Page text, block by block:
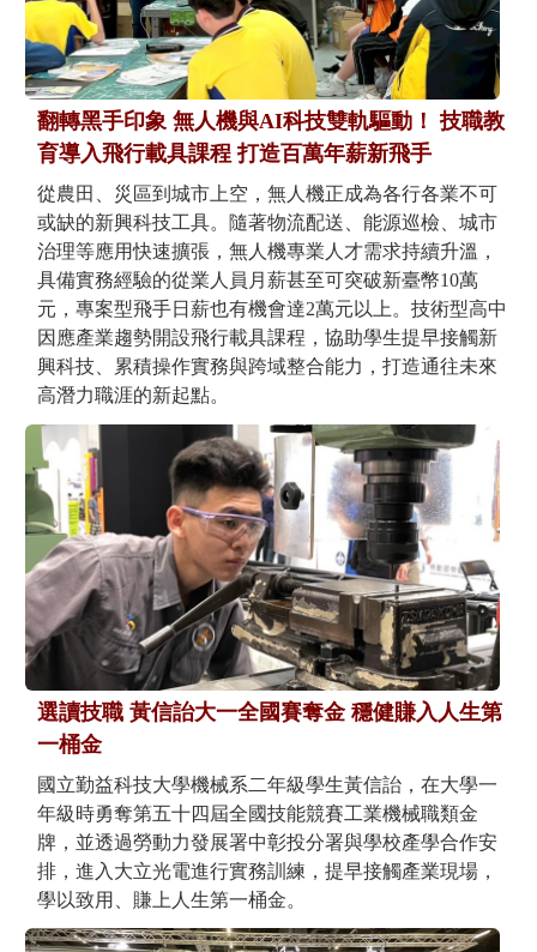
翻轉黑手印象 無人機與AI科技雙軌驅動！ 技職教
育導入飛行載具課程 打造百萬年薪新飛手
從農田、災區到城市上空，無人機正成為各行各業不可
或缺的新興科技工具。隨著物流配送、能源巡檢、城市
治理等應用快速擴張，無人機專業人才需求持續升溫，
具備實務經驗的從業人員月薪甚至可突破新臺幣10萬
元，專案型飛手日薪也有機會達2萬元以上。技術型高中
因應產業趨勢開設飛行載具課程，協助學生提早接觸新
興科技、累積操作實務與跨域整合能力，打造通往未來
高潛力職涯的新起點。
選讀技職 黃信詒大一全國賽奪金 穩健賺入人生第
一桶金
國立勤益科技大學機械系二年級學生黃信詒，在大學一
年級時勇奪第五十四屆全國技能競賽工業機械職類金
牌，並透過勞動力發展署中彰投分署與學校產學合作安
排，進入大立光電進行實務訓練，提早接觸產業現場，
學以致用、賺上人生第一桶金。